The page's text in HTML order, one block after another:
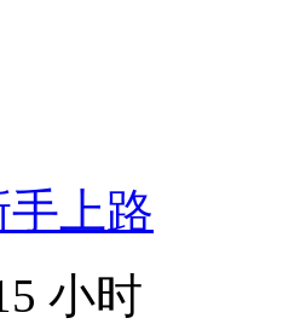
手上路
小时